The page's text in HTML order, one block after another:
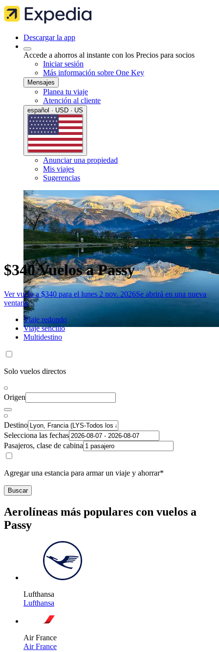
Descargar la app
Accede a ahorros al instante con los Precios para socios
Iniciar sesión
Más información sobre One Key
Mensajes
Planea tu viaje
Atención al cliente
español · USD · US
Anunciar una propiedad
Mis viajes
Sugerencias
$340 Vuelos a Passy
Ver vuelo a $340 para el lunes 2 nov. 2026Se abrirá en una nueva
ventana
Viaje redondo
Viaje sencillo
Multidestino
Solo vuelos directos
Origen
Destino
Selecciona las fechas
Pasajeros, clase de cabina
Agregar una estancia para armar un viaje y ahorrar*
Buscar
Aerolíneas más populares con vuelos a
Passy
Lufthansa
Lufthansa
Air France
Air France